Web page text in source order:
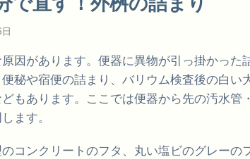
因があります。便器に異物が引っ掛かった
秘や宿便の詰まり、バリウム検査後の白い
もあります。ここでは便器から先の汚水管
ます。
コンクリートのフタ、丸い塩ビのグレーの